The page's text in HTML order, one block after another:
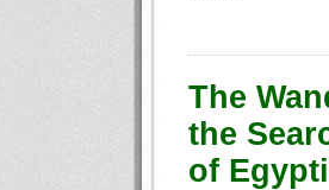
The
the
of